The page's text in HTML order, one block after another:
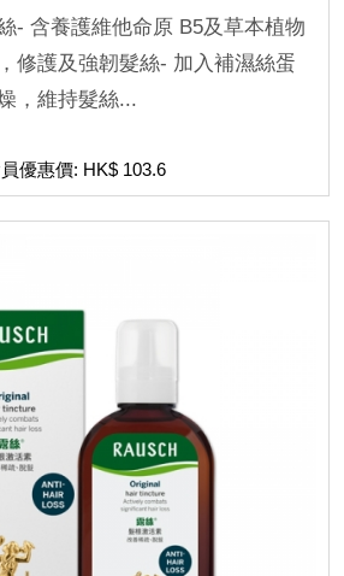
- 含養護維他命原 B5及草本植物
修護及強韌髮絲- 加入補濕絲蛋
，維持髮絲...
優惠價: HK$ 103.6